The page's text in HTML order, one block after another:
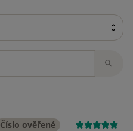
Číslo ověřené